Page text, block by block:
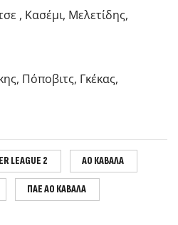
, Κασέμι, Μελετίδης,
Πόποβιτς, Γκέκας,
LEAGUE 2 ΑΟ ΚΑΒΑΛΑ
ΠΑΕ ΑΟ ΚΑΒΑΛΑ